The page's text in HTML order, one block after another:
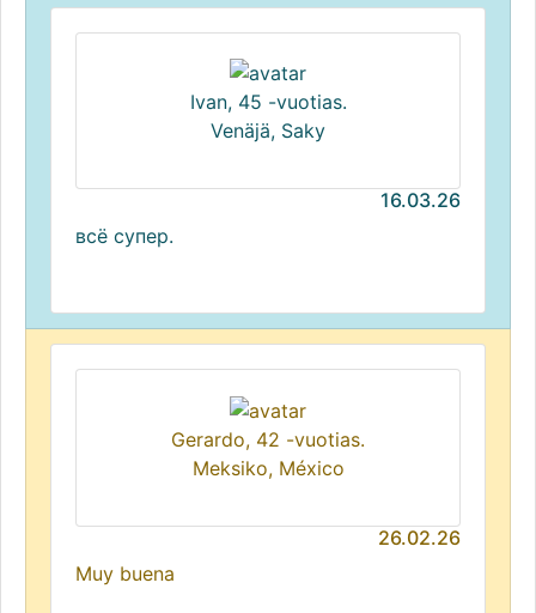
Ivan, 45 -vuotias.
Venäjä, Saky
16.03.26
всё супер.
Gerardo, 42 -vuotias.
Meksiko, México
26.02.26
Muy buena